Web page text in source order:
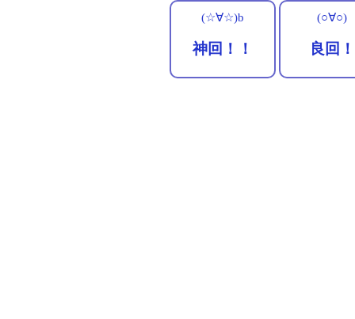
(☆∀☆)b
神回！！
(○∀○)
良回！